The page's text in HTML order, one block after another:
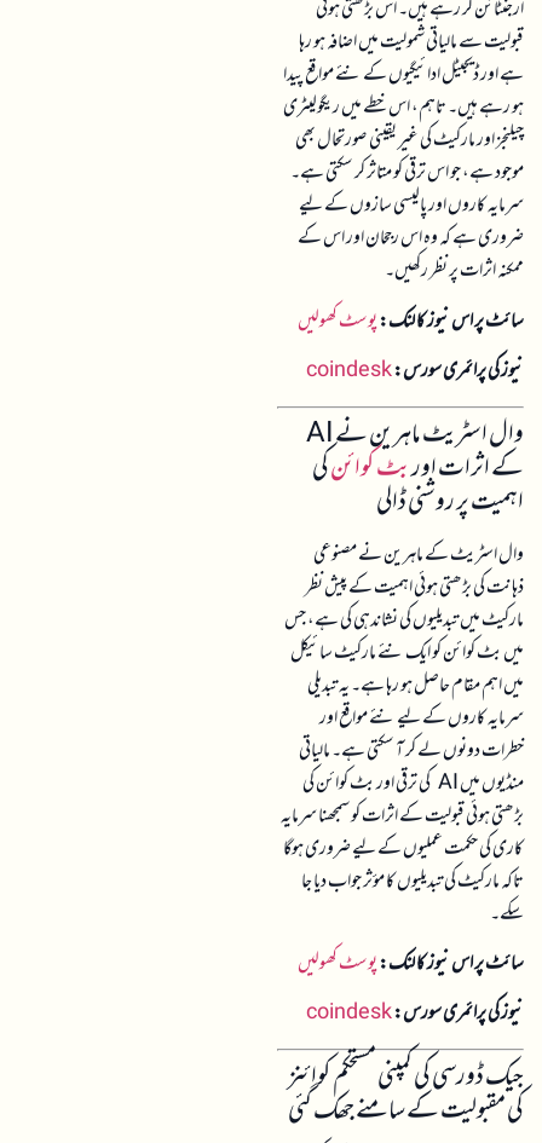
ارجنٹائن کر رہے ہیں۔ اس بڑھتی ہوئی
قبولیت سے مالیاتی شمولیت میں اضافہ ہو رہا
ہے اور ڈیجیٹل ادائیگیوں کے نئے مواقع پیدا
ہو رہے ہیں۔ تاہم، اس خطے میں ریگولیٹری
چیلنجز اور مارکیٹ کی غیر یقینی صورتحال بھی
موجود ہے، جو اس ترقی کو متاثر کر سکتی ہے۔
سرمایہ کاروں اور پالیسی سازوں کے لیے
ضروری ہے کہ وہ اس رجحان اور اس کے
ممکنہ اثرات پر نظر رکھیں۔
سائٹ پر اس نیوز کا لنک:پوسٹ کھولیں
نیوز کی پرائمری سورس:coindesk
وال اسٹریٹ ماہرین نے AI
کے اثرات اوربٹ کوائنکی
اہمیت پر روشنی ڈالی
وال اسٹریٹ کے ماہرین نے مصنوعی
ذہانت کی بڑھتی ہوئی اہمیت کے پیش نظر
مارکیٹ میں تبدیلیوں کی نشاندہی کی ہے، جس
میں بٹ کوائن کو ایک نئے مارکیٹ سائیکل
میں اہم مقام حاصل ہو رہا ہے۔ یہ تبدیلی
سرمایہ کاروں کے لیے نئے مواقع اور
خطرات دونوں لے کر آ سکتی ہے۔ مالیاتی
منڈیوں میں AI کی ترقی اور بٹ کوائن کی
بڑھتی ہوئی قبولیت کے اثرات کو سمجھنا سرمایہ
کاری کی حکمت عملیوں کے لیے ضروری ہوگا
تاکہ مارکیٹ کی تبدیلیوں کا مؤثر جواب دیا جا
سکے۔
سائٹ پر اس نیوز کا لنک:پوسٹ کھولیں
نیوز کی پرائمری سورس:coindesk
جیک ڈورسی کی کمپنی مستحکم کوائنز
کی مقبولیت کے سامنے جھک گئی